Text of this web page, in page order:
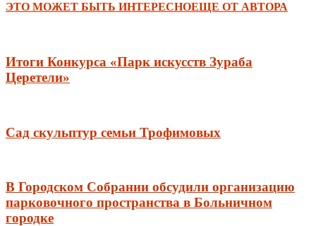
ЭТО МОЖЕТ БЫТЬ ИНТЕРЕСНОЕЩЕ ОТ АВТОРА
Итоги Конкурса «Парк искусств Зураба
Церетели»
Сад скульптур семьи Трофимовых
В Городском Собрании обсудили организацию
парковочного пространства в Больничном
городке